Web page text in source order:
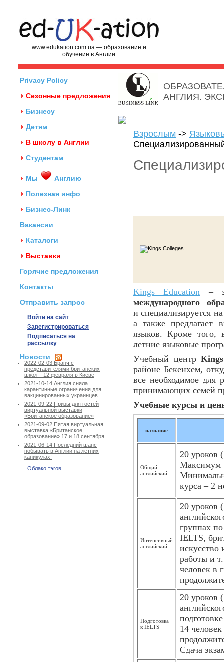
www.edukation.com.ua — образование и
обучение в Англии
Privacy Policy
Сезонные предложения
Бизнесу
Детям
В школу в Англии
Студентам
Мы
Англию
Полезная инфо
Бизнес-Линк
Вакансии
Каталоги
Выставки
Горячие предложения
Контакты
Отправить запрос
Войти на сайт
Зарегистрироваться
Подписаться на
рассылку
Новости
2022-02-03 Бранч с
представителями британских
школ – 12 февраля в Киеве
2021-10-14 Англия сняла
карантинные ограничения для
вакцинированных украинцев
2021-09-22 Призы для гостей
виртуальной выставки
«Британское образование»
2021-09-02 Пятая виртуальная
выставка «Британское
образование» 17 и 18 сентября
2021-06-14 Последний шанс
побывать в Англии на летних
каникулах!
Облако тэгов
АНГЛИЯ.
Взрослым ->
Kings Education –
международного
и специализируется
а также предлагает
языков. Кроме того,
летние языковые
Учебный центр
районе Бекенхем,
все необходимое для
принимающих семей
Учебные курсы и
название
Общий
английский
20 уроков
Максимум
курса – 2
Интенсивный
английский
20 уроков
группах
IELTS,
искусство
работы и
человек в
Подготовка
к IELTS
20 уроков
14
Сдача